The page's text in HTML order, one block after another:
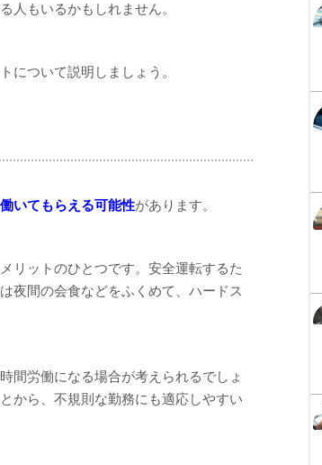
人もいるかもしれません。
について説明しましょう。
いてもらえる可能性があります。
リットのひとつです。安全運転するた
夜間の会食などをふくめて、ハードス
間労働になる場合が考えられるでしょ
から、不規則な勤務にも適応しやすい